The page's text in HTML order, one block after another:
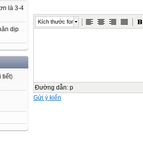
là 3-4
dịp
tiết)
Kích thước font
Đường dẫn: p
Gửi ý kiến